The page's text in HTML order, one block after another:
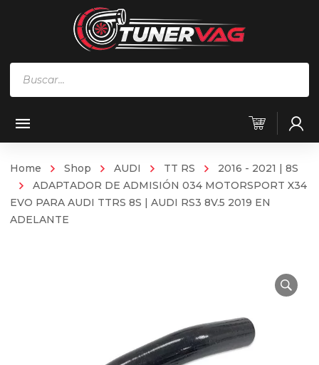
Home Shop AUDI TT RS
2016 - 2021 | 8S
ADAPTADOR DE ADMISIÓN 034 MOTORSPORT X34
EVO PARA AUDI TTRS 8S | AUDI RS3 8V.5 2019 EN
ADELANTE